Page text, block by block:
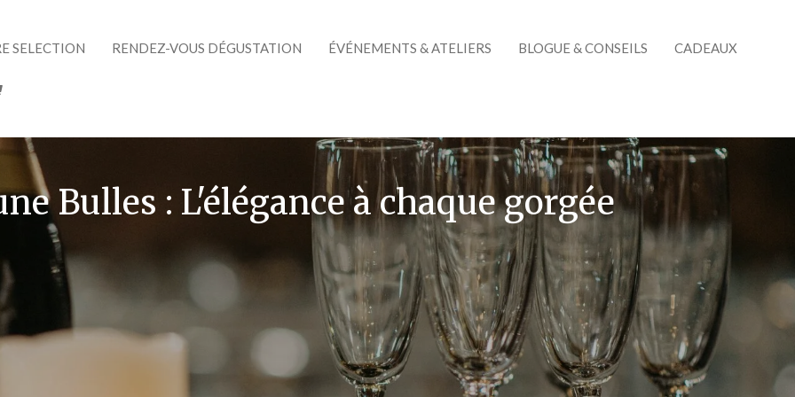
SELECTION RENDEZ-VOUS DÉGUSTATION ÉVÉNEMENTS & ATELIERS BLOGUE & CONSEILS CADEAUX
Bulles : L'élégance à chaque gorgée